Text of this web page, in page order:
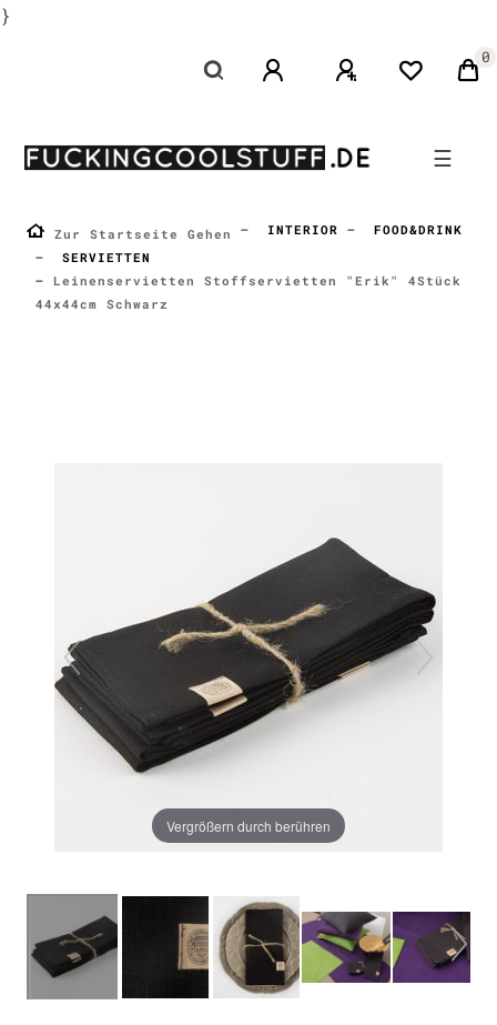
}
0
☰
Zur Startseite Gehen INTERIOR
FOOD&DRINK
SERVIETTEN
Leinenservietten Stoffservietten "Erik" 4Stück
44x44cm Schwarz
Vergrößern durch berühren